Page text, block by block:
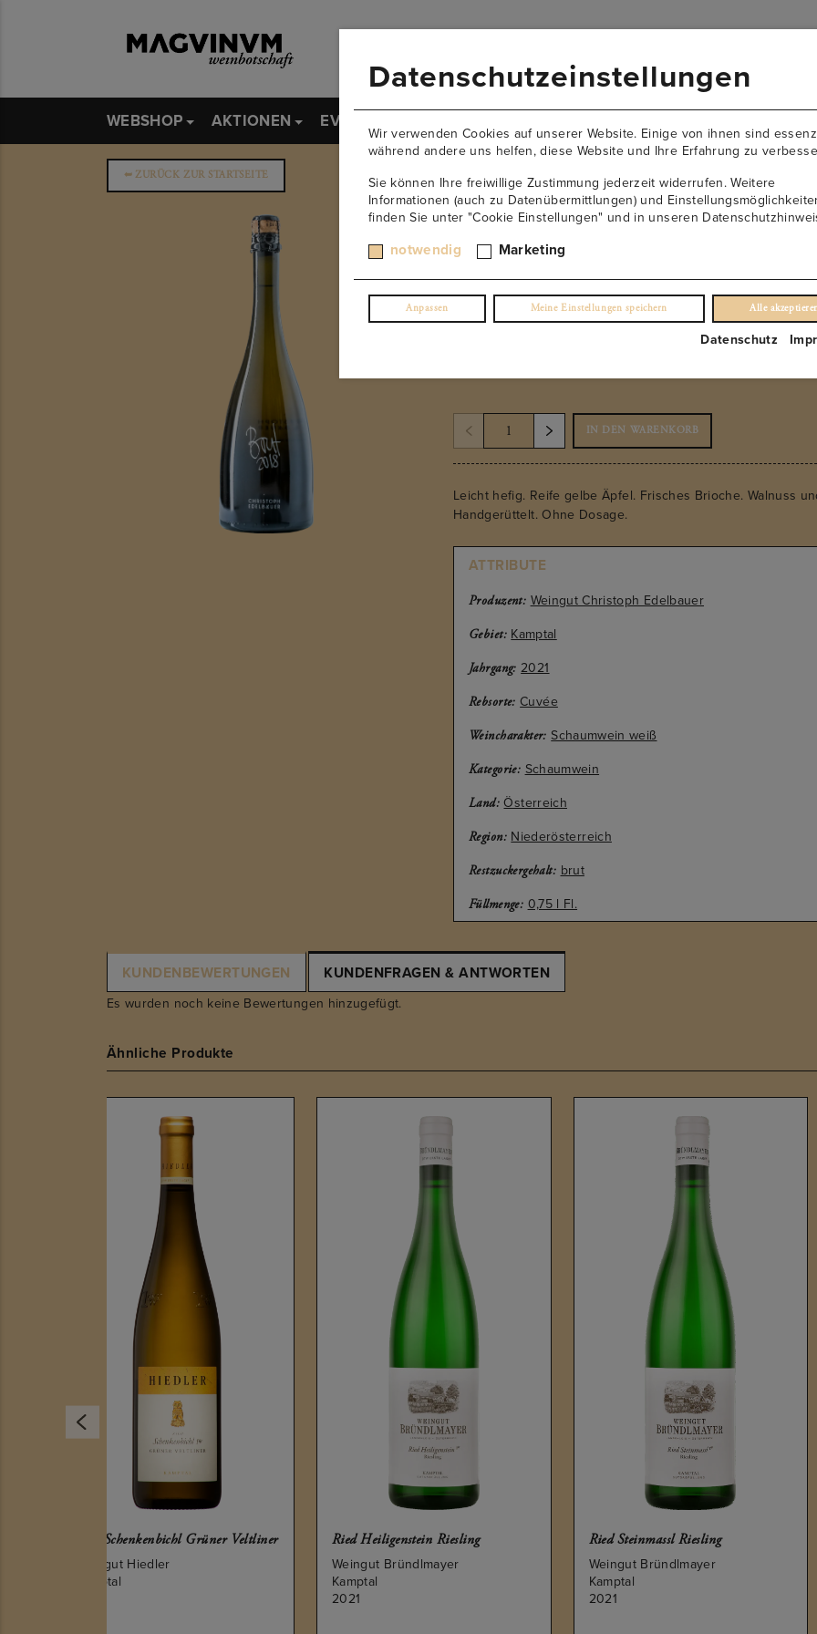
WEBSHOP AKTIONEN EVENTS
➥ZURÜCK ZUR STARTSEITE
Blanc de Noirs Sekt Brut
€29.90 / 0,75 l Fl.
IN DEN WARENKORB
Leicht hefig. Reife gelbe Äpfel. Frisches Brioche. Walnuss
Handgerüttelt. Ohne Dosage.
ATTRIBUTE
Produzent: Weingut Christoph Edelbauer
Gebiet: Kamptal
Jahrgang: 2021
Rebsorte: Cuvée
Weincharakter: Schaumwein weiß
Kategorie: Schaumwein
Land: Österreich
Region: Niederösterreich
Restzuckergehalt: brut
Füllmenge: 0,75 l Fl.
KUNDENBEWERTUNGEN KUNDENFRAGEN & ANTWORTEN
Es wurden noch keine Bewertungen hinzugefügt.
Ähnliche Produkte
Ried Heiligenstein Riesling
Weingut Bründlmayer
Ried Steinmassl Riesling
Weingut Bründlmayer
Ried Heiligenstein Riesling Alte
Reben
Datenschutzeinstellungen
Wir verwenden Cookies auf unserer Website. Einige von ihnen sind
während andere uns helfen, diese Website und Ihre Erfahrung zu
Sie können Ihre freiwillige Zustimmung jederzeit widerrufen. Weitere
Informationen (auch zu Datenübermittlungen) und
finden Sie unter "Cookie Einstellungen" und in unseren
notwendig Marketing
Anpassen Meine Einstellungen speichern Alle
Datenschutz